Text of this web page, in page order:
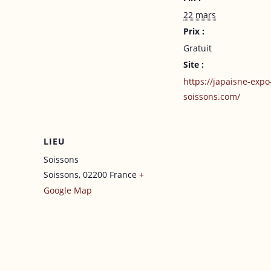
22 mars
Prix :
Gratuit
Site :
https://japaisne-
soissons.com/
LIEU
Soissons
Soissons, 02200 France +
Google Map